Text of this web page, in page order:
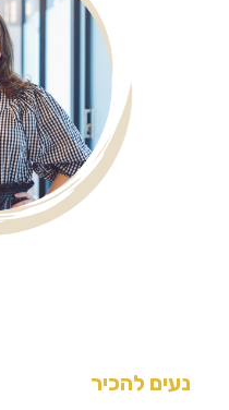
נעים להכיר